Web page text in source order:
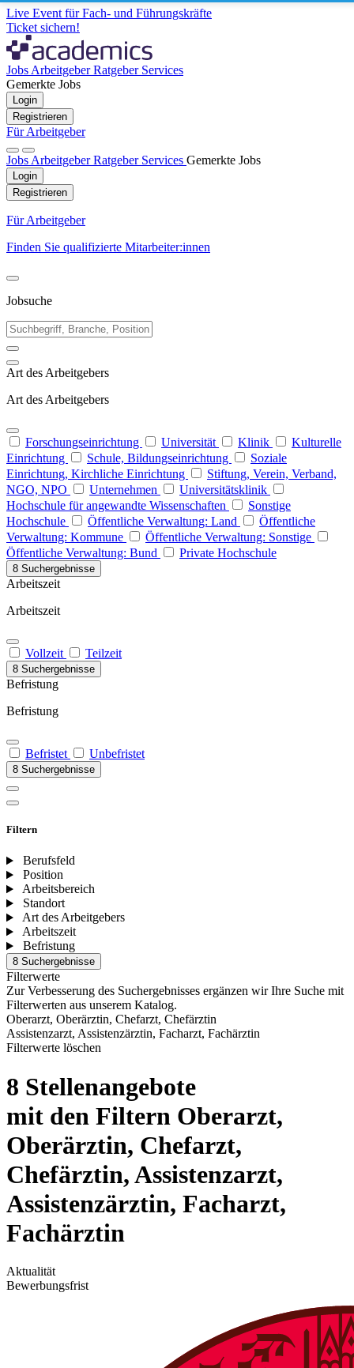
Live Event für Fach- und Führungskräfte
Ticket sichern!
Jobs ArbeitgeberRatgeber Services
Gemerkte Jobs
Login
Registrieren
Für Arbeitgeber
Jobs ArbeitgeberRatgeber Services Gemerkte Jobs
Login
Registrieren
Für Arbeitgeber
Finden Sie qualifizierte Mitarbeiter:innen
Jobsuche
Art des Arbeitgebers
Art des Arbeitgebers
Forschungseinrichtung Universität Klinik
Kulturelle
Einrichtung
Schule, Bildungseinrichtung
Soziale
Einrichtung, Kirchliche Einrichtung
Stiftung, Verein, Verband,
NGO, NPO
Unternehmen
Universitätsklinik
Hochschule für angewandte Wissenschaften
Sonstige
Hochschule
Öffentliche Verwaltung: Land
Öffentliche
Verwaltung: Kommune
Öffentliche Verwaltung: Sonstige
Öffentliche Verwaltung: Bund
Private Hochschule
8 Suchergebnisse
Arbeitszeit
Arbeitszeit
Vollzeit Teilzeit
8 Suchergebnisse
Befristung
Befristung
Befristet Unbefristet
8 Suchergebnisse
Filtern
Berufsfeld
Position
Arbeitsbereich
Standort
Art des Arbeitgebers
Arbeitszeit
Befristung
8 Suchergebnisse
Filterwerte
Zur Verbesserung des Suchergebnisses ergänzen wir Ihre Suche mit
Filterwerten aus unserem Katalog.
Oberarzt, Oberärztin, Chefarzt, Chefärztin
Assistenzarzt, Assistenzärztin, Facharzt, Fachärztin
Filterwerte löschen
8 Stellenangebote
mit den Filtern Oberarzt,
Oberärztin, Chefarzt,
Chefärztin, Assistenzarzt,
Assistenzärztin, Facharzt,
Fachärztin
Aktualität
Bewerbungsfrist